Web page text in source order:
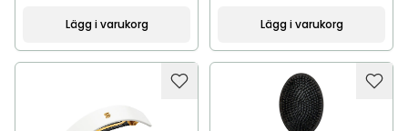
Lägg i varukorg Lägg i varukorg